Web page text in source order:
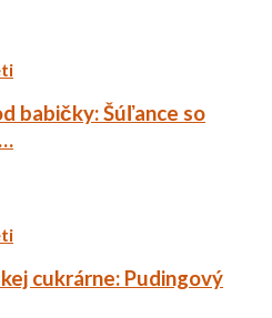
babičky: Šúľance so
cukrárne: Pudingový